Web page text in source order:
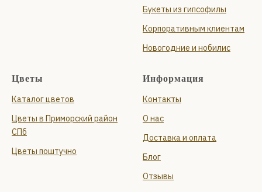
Букеты из гипсофилы
Корпоративным клиентам
Новогодние и нобилис
Цветы
Каталог цветов
Цветы в Приморский район
СПб
Цветы поштучно
Информация
Контакты
О нас
Доставка и оплата
Блог
Отзывы